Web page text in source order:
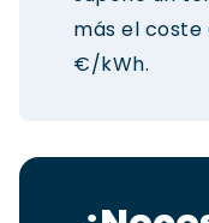
más el coste
€/kWh.